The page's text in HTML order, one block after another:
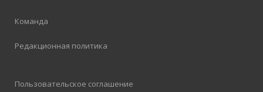
Команда
Редакционная политика
Пользовательское соглашение